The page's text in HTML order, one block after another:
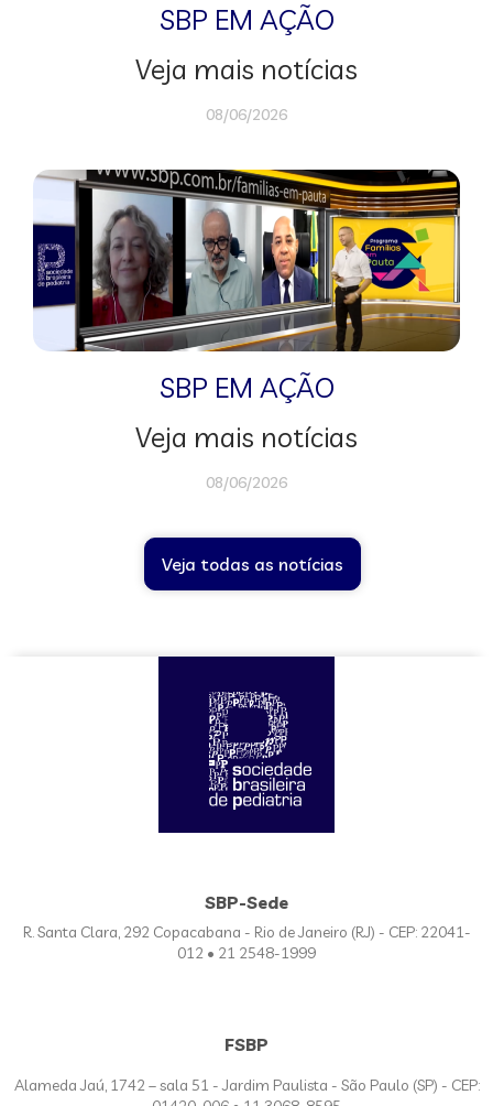
SBP EM AÇÃO
Veja mais notícias
08/06/2026
SBP EM AÇÃO
Veja mais notícias
08/06/2026
Veja todas as notícias
SBP-Sede
R. Santa Clara, 292 Copacabana - Rio de Janeiro (RJ) - CEP: 22041-
012 • 21 2548-1999
FSBP
Alameda Jaú, 1742 – sala 51 - Jardim Paulista - São Paulo (SP) - CEP: